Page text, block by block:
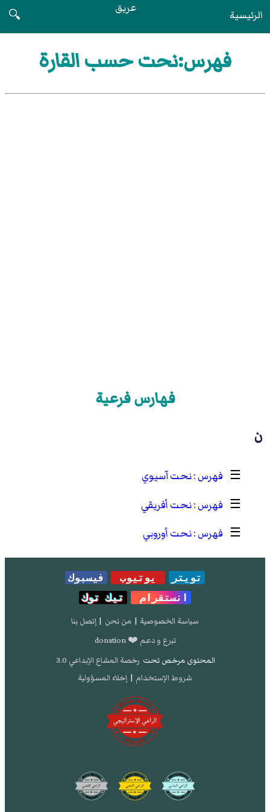
الرئيسية عريق
🔍
فهرس:نحت حسب القارة
فهارس فرعية
ن
☰
نحت آسيوي
☰
نحت أفريقي
☰
نحت أوروبي
تويتر يوتيوب
فيسبوك
انستقرام
تيك توك
سياسة الخصوصية | من نحن | إتصل بنا
تبرع و دعم ❤️ donation
المحتوى مرخص تحت رخصة المشاع الإبداعي 3.0
شروط الإستخدام | إخلاء المسؤولية